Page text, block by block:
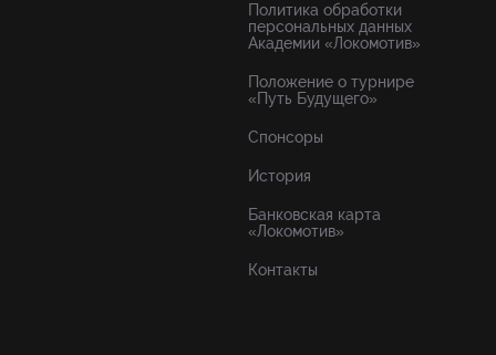
Политика обработки
персональных данных
Академии «Локомотив»
Положение о турнире
«Путь Будущего»
Спонсоры
История
Банковская карта
«Локомотив»
Контакты